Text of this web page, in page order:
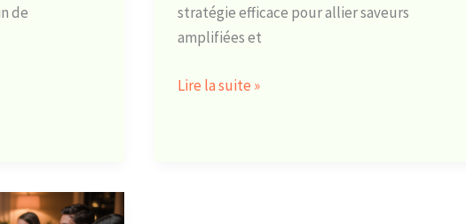
de
stratégie efficace pour allier saveurs
amplifiées et
Lire la suite »